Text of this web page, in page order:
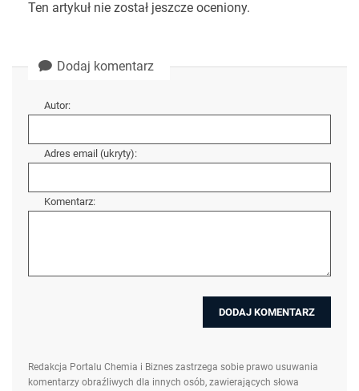
Ten artykuł nie został jeszcze oceniony.
Dodaj komentarz
Autor:
Adres email (ukryty):
Komentarz:
Redakcja Portalu Chemia i Biznes zastrzega sobie prawo usuwania
komentarzy obraźliwych dla innych osób, zawierających słowa